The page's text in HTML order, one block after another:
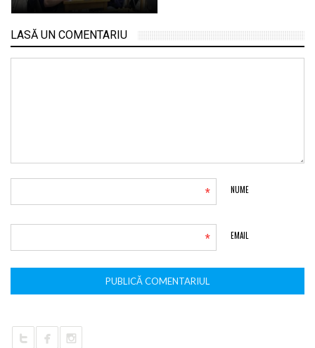
LASĂ UN COMENTARIU
NUME
*
EMAIL
*